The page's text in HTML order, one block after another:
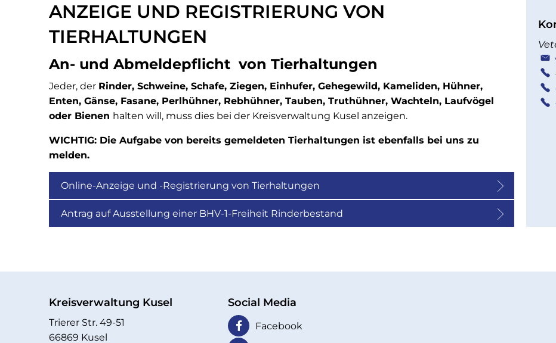
Anzeige
Registrierung
Tierhaltungen
ANZEIGE UND REGISTRIERUNG VON
TIERHALTUNGEN
An- und Abmeldepflicht von Tierhaltungen
Jeder, der Rinder, Schweine, Schafe, Ziegen, Einhufer, Gehegewild, Kameliden, Hühner,
Enten, Gänse, Fasane, Perlhühner, Rebhühner, Tauben, Truthühner, Wachteln, Laufvögel
oder Bienen halten will, muss dies bei der Kreisverwaltung Kusel anzeigen.
WICHTIG: Die Aufgabe von bereits gemeldeten Tierhaltungen ist ebenfalls bei uns zu
melden.
Online-Anzeige und -Registrierung von Tierhaltungen
Antrag auf Ausstellung einer BHV-1-Freiheit Rinderbestand
Kreisverwaltung Kusel
Trierer Str. 49-51
66869 Kusel
Social Media
Facebook